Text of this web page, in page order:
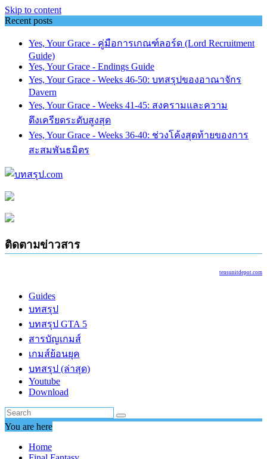
Skip to content
Recent posts
Yes, Your Grace - คู่มือการเกณฑ์ลอร์ด (Lord Recruitment
Guide)
Yes, Your Grace - Endings Guide
Yes, Your Grace - Weeks 46-50: บทสรุปของอาณาจักร
Davern
Yes, Your Grace - Weeks 41-45: สงครามและความ
ตึงเครียดระดับสูงสุด
Yes, Your Grace - Weeks 36-40: ช่วงโค้งสุดท้ายของการ
สะสมพันธมิตร
ติดตามข่าวสาร
tensunitdepot.com
Guides
บทสรุป
บทสรุป GTA 5
สารบัญเกมส์
เกมส์ย้อนยุค
บทสรุป (ล่าสุด)
Youtube
Download
You are here
Home